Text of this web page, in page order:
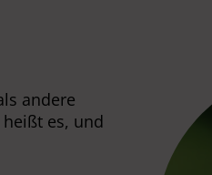
andere
es, und